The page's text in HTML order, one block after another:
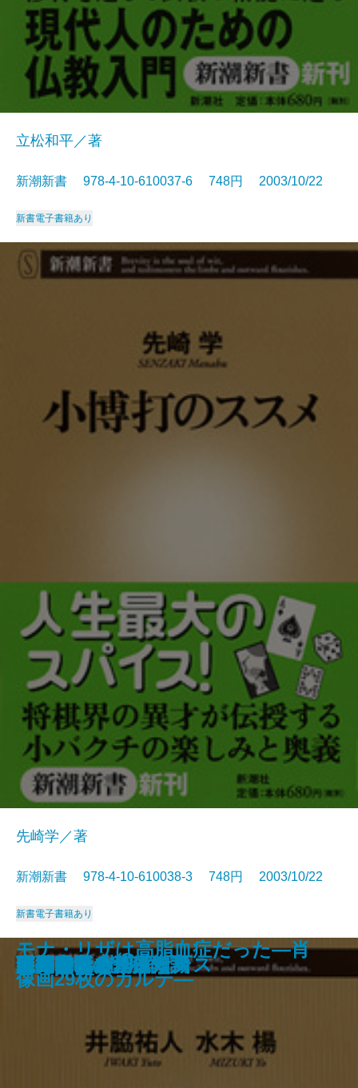
翼のある言葉
酒乱になる人、ならない人
銀行員諸君！
日本史快刀乱麻
サービスの天才たち
相性が悪い！
ディズニーの魔法
国富消失
法隆寺の智慧 永平寺の心
立松和平／著
新潮新書 978-4-10-610037-6 748円 2003/10/22
新書電子書籍あり
小博打のススメ
先崎学／著
新潮新書 978-4-10-610038-3 748円 2003/10/22
新書電子書籍あり
現代老後の基礎知識
阪神タイガース
麻布中学と江原素六
口のきき方
路面電車ルネッサンス
モナ・リザは高脂血症だった―肖
像画29枚のカルテ―
自衛隊vs.北朝鮮
審判は見た！
足元の革命
高島易断を創った男